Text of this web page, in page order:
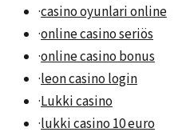
·casino oyunlari online
·online casino seriös
·online casino bonus
·leon casino login
·Lukki casino
·lukki casino 10 euro